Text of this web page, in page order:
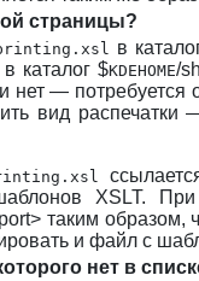
страницы?
в
каталог $KDEHOME/
нет — потребуется
вид
XSLT. При
таким
и файл с
нет в